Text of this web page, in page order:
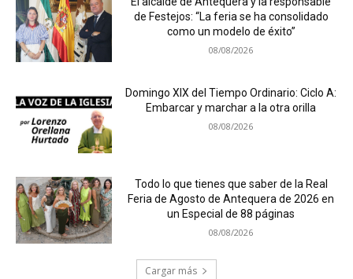
de Festejos: “La feria se ha consolidado
como un modelo de éxito”
08/08/2026
Domingo XIX del Tiempo Ordinario: Ciclo A:
Embarcar y marchar a la otra orilla
08/08/2026
Todo lo que tienes que saber de la Real
Feria de Agosto de Antequera de 2026 en
un Especial de 88 páginas
08/08/2026
Cargar más